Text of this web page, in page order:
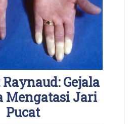
Gejala
Mengatasi Jari
Pucat